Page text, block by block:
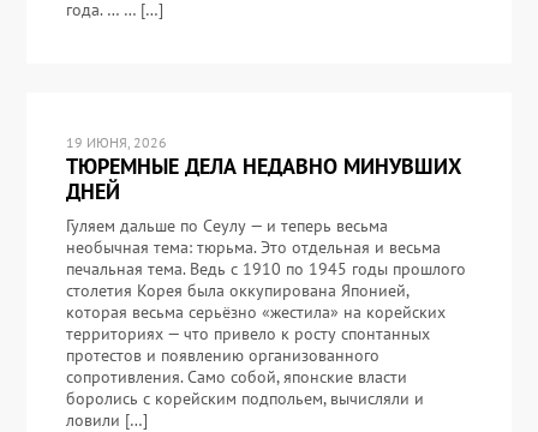
года. … … […]
19 ИЮНЯ, 2026
ТЮРЕМНЫЕ ДЕЛА НЕДАВНО МИНУВШИХ
ДНЕЙ
Гуляем дальше по Сеулу — и теперь весьма
необычная тема: тюрьма. Это отдельная и весьма
печальная тема. Ведь с 1910 по 1945 годы прошлого
столетия Корея была оккупирована Японией,
которая весьма серьёзно «жестила» на корейских
территориях — что привело к росту спонтанных
протестов и появлению организованного
сопротивления. Само собой, японские власти
боролись с корейским подпольем, вычисляли и
ловили […]